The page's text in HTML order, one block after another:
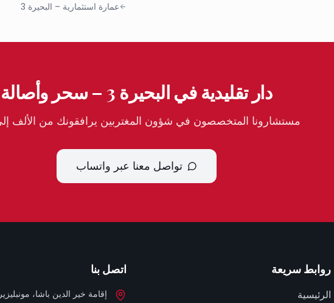
عمارة استثمارية – البحيرة 3
دار تقليدية في البحيرة 3 – سحر وأصالة
مستشارونا المتخصصون في شؤون المغتربين يرافقونك من الألف إلى
تواصل معنا عبر واتساب
روابط سريعة
الرئيسية
اتصل بنا
إقامة خير الدين باشا، مونبليزير،